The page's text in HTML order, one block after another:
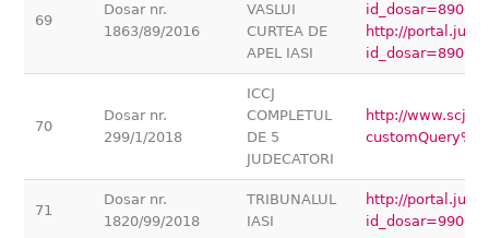
69
Dosar nr.
1863/89/2016
VASLUI
CURTEA DE
APEL IASI
http://
70
Dosar nr.
299/1/2018
ICCJ
COMPLETUL
DE 5
JUDECATORI
http://
71
Dosar nr.
1820/99/2018
TRIBUNALUL
IASI
http://